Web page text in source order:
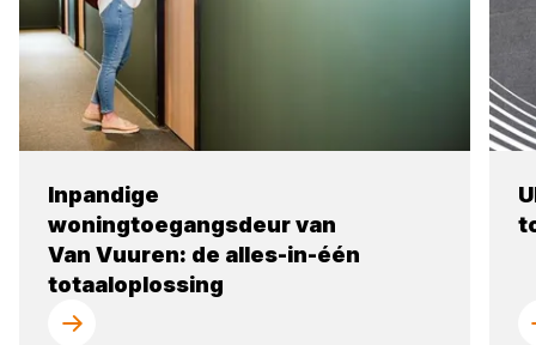
Inpandige
woningtoegangsdeur van
Van Vuuren: de alles-in-één
totaaloplossing